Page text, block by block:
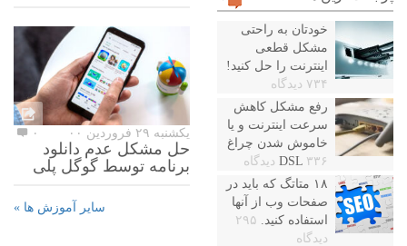
خودتان به راحتی
مشکل قطعی
اینترنت را حل کنید!
۷۳۴ دیدگاه
رفع مشکل کاهش
سرعت اینترنت و یا
خاموش شدن چراغ
DSL ۳۳۶ دیدگاه
۱۸ متاتگ که باید در
صفحات وب از آنها
استفاده کنید. ۲۹۵
دیدگاه
یکشنبه ۲۹ فروردین ۰۰ ۰
حل مشکل عدم دانلود
برنامه توسط گوگل پلی
سایر آموزش ها »